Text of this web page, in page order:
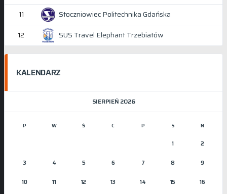
11 Stoczniowiec Politechnika Gdańska
12 SUS Travel Elephant Trzebiatów
KALENDARZ
SIERPIEŃ 2026
P W Ś C P S N
1 2
3 4 5 6 7 8 9
10 11 12 13 14 15 16